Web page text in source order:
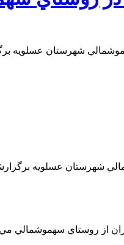
شهرستان عسلويه